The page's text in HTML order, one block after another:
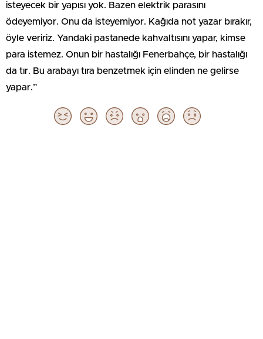
isteyecek bir yapısı yok. Bazen elektrik parasını
ödeyemiyor. Onu da isteyemiyor. Kağıda not yazar bırakır,
öyle veririz. Yandaki pastanede kahvaltısını yapar, kimse
para istemez. Onun bir hastalığı Fenerbahçe, bir hastalığı
da tır. Bu arabayı tıra benzetmek için elinden ne gelirse
yapar.”